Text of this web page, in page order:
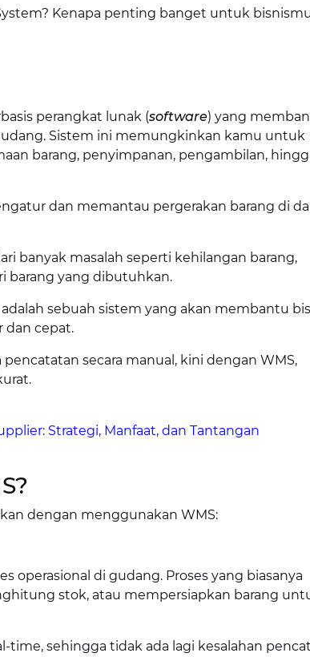
Kenapa penting banget untuk
perangkat lunak (software) yang
Sistem ini memungkinkan kamu untuk
barang, penyimpanan, pengambilan,
dan memantau pergerakan barang di
banyak masalah seperti kehilangan barang,
barang yang dibutuhkan.
sebuah sistem yang akan membantu
dan cepat.
secara manual, kini dengan WMS,
Strategi, Manfaat, dan Tantangan
dengan menggunakan WMS:
operasional di gudang. Proses yang biasanya
stok, atau mempersiapkan barang
time, sehingga tidak ada lagi kesalahan